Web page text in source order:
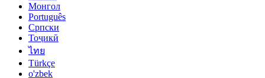
Монгол
Português
Српски
Тоҷикӣ
ไทย
Türkçe
o'zbek